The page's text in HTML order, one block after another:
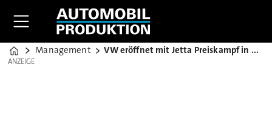
Home
Management VW eröffnet mit Jetta Preiskampf in USA
ANZEIGE
ANZEIGE